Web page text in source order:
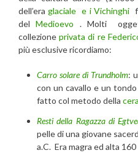
dell’eraglaciale e i Vichinghi
delMedioevo . Molti
collezioneprivata di re
più esclusive ricordiamo:
Carro solare di Trundholm:
con un cavallo e un
fatto col metodo della
Resti della Ragazza di
pelle di una giovane
a.C. Era magra ed alta